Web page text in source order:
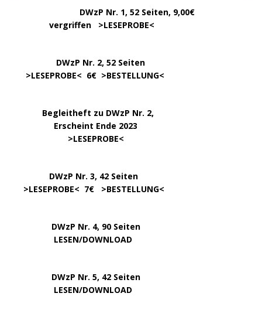
DWzP Nr. 1, 52 Seiten, 9,00€
vergriffen >LESEPROBE<
DWzP Nr. 2, 52 Seiten
>LESEPROBE< 6€ >BESTELLUNG<
Begleitheft zu DWzP Nr. 2,
Erscheint Ende 2023
>LESEPROBE<
DWzP Nr. 3, 42 Seiten
>LESEPROBE< 7€ >BESTELLUNG<
DWzP Nr. 4, 90 Seiten
LESEN/DOWNLOAD
DWzP Nr. 5, 42 Seiten
LESEN/DOWNLOAD